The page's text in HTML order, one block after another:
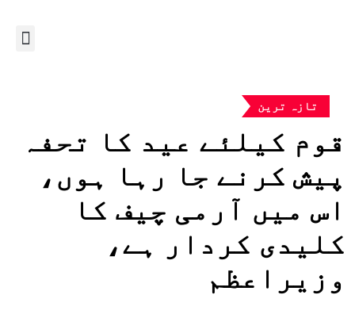
تازہ ترین
قوم کیلئے عید کا تحفہ
پیش کرنے جا رہا ہوں،
اس میں آرمی چیف کا
کلیدی کردار ہے،
وزیراعظم